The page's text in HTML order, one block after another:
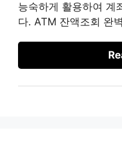
능숙하게 활용하여 계
다. ATM 잔액조회 완